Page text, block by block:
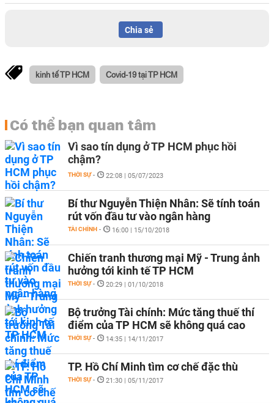
Chia sẻ
kinh tế TP HCM Covid-19 tại TP HCM
Có thể bạn quan tâm
Vì sao tín dụng ở TP HCM phục hồi
chậm?
THỜI SỰ - 22:08 | 05/07/2023
Bí thư Nguyễn Thiện Nhân: Sẽ tính toán
rút vốn đầu tư vào ngân hàng
TÀI CHÍNH - 16:00 | 15/10/2018
Chiến tranh thương mại Mỹ - Trung ảnh
hưởng tới kinh tế TP HCM
THỜI SỰ - 20:29 | 01/10/2018
Bộ trưởng Tài chính: Mức tăng thuế thí
điểm của TP HCM sẽ không quá cao
THỜI SỰ - 14:35 | 14/11/2017
TP. Hồ Chí Minh tìm cơ chế đặc thù
THỜI SỰ - 21:30 | 05/11/2017